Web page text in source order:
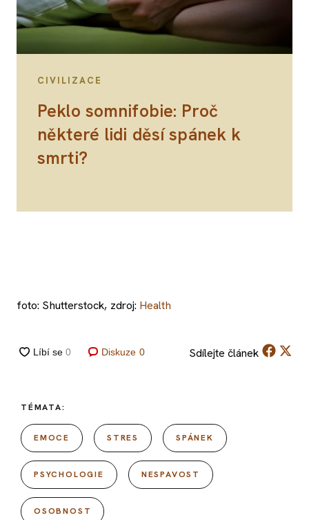
CIVILIZACE
Peklo somnifobie: Proč
některé lidi děsí spánek k
smrti?
foto: Shutterstock, zdroj: Health
Diskuze 0 Sdílejte článek
TÉMATA:
EMOCE STRES SPÁNEK
PSYCHOLOGIE NESPAVOST
OSOBNOST